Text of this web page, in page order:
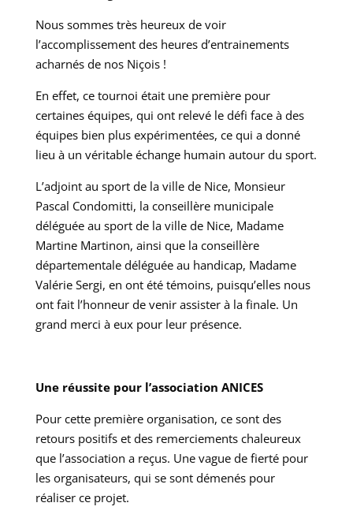
Nous sommes très heureux de voir
l’accomplissement des heures d’entrainements
acharnés de nos Niçois !
En effet, ce tournoi était une première pour
certaines équipes, qui ont relevé le défi face à des
équipes bien plus expérimentées, ce qui a donné
lieu à un véritable échange humain autour du sport.
L’adjoint au sport de la ville de Nice, Monsieur
Pascal Condomitti, la conseillère municipale
déléguée au sport de la ville de Nice, Madame
Martine Martinon, ainsi que la conseillère
départementale déléguée au handicap, Madame
Valérie Sergi, en ont été témoins, puisqu’elles nous
ont fait l’honneur de venir assister à la finale. Un
grand merci à eux pour leur présence.
Une réussite pour l’association ANICES
Pour cette première organisation, ce sont des
retours positifs et des remerciements chaleureux
que l’association a reçus. Une vague de fierté pour
les organisateurs, qui se sont démenés pour
réaliser ce projet.